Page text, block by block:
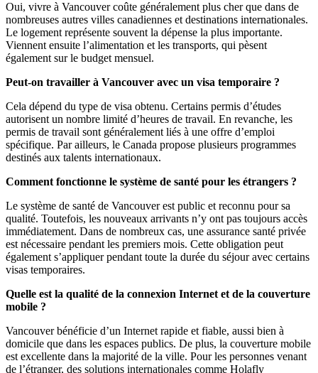
Oui, vivre à Vancouver coûte généralement plus cher que dans de
nombreuses autres villes canadiennes et destinations internationales.
Le logement représente souvent la dépense la plus importante.
Viennent ensuite l’alimentation et les transports, qui pèsent
également sur le budget mensuel.
Peut-on travailler à Vancouver avec un visa temporaire ?
Cela dépend du type de visa obtenu. Certains permis d’études
autorisent un nombre limité d’heures de travail. En revanche, les
permis de travail sont généralement liés à une offre d’emploi
spécifique. Par ailleurs, le Canada propose plusieurs programmes
destinés aux talents internationaux.
Comment fonctionne le système de santé pour les étrangers ?
Le système de santé de Vancouver est public et reconnu pour sa
qualité. Toutefois, les nouveaux arrivants n’y ont pas toujours accès
immédiatement. Dans de nombreux cas, une assurance santé privée
est nécessaire pendant les premiers mois. Cette obligation peut
également s’appliquer pendant toute la durée du séjour avec certains
visas temporaires.
Quelle est la qualité de la connexion Internet et de la couverture
mobile ?
Vancouver bénéficie d’un Internet rapide et fiable, aussi bien à
domicile que dans les espaces publics. De plus, la couverture mobile
est excellente dans la majorité de la ville. Pour les personnes venant
de l’étranger, des solutions internationales comme Holafly